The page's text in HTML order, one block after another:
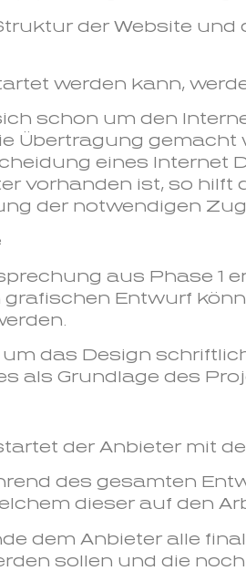
der Website und
werden kann,
schon um den
Übertragung gemacht
eines Internet
vorhanden ist, so hilft
der notwendigen
aus Phase 1
Entwurf
um das Design
als Grundlage des
der Anbieter mit
des gesamten
dieser auf den
dem Anbieter alle
sollen und die